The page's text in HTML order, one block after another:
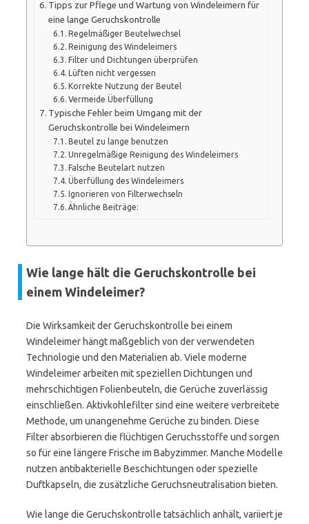
Tipps zur Pflege und Wartung von Windeleimern für
eine lange Geruchskontrolle
Regelmäßiger Beutelwechsel
Reinigung des Windeleimers
Filter und Dichtungen überprüfen
Lüften nicht vergessen
Korrekte Nutzung der Beutel
Vermeide Überfüllung
Typische Fehler beim Umgang mit der
Geruchskontrolle bei Windeleimern
Beutel zu lange benutzen
Unregelmäßige Reinigung des Windeleimers
Falsche Beutelart nutzen
Überfüllung des Windeleimers
Ignorieren von Filterwechseln
Ähnliche Beiträge:
Wie lange hält die Geruchskontrolle bei
einem Windeleimer?
Die Wirksamkeit der Geruchskontrolle bei einem
Windeleimer hängt maßgeblich von der verwendeten
Technologie und den Materialien ab. Viele moderne
Windeleimer arbeiten mit speziellen Dichtungen und
mehrschichtigen Folienbeuteln, die Gerüche zuverlässig
einschließen. Aktivkohlefilter sind eine weitere verbreitete
Methode, um unangenehme Gerüche zu binden. Diese
Filter absorbieren die flüchtigen Geruchsstoffe und sorgen
so für eine längere Frische im Babyzimmer. Manche Modelle
nutzen antibakterielle Beschichtungen oder spezielle
Duftkapseln, die zusätzliche Geruchsneutralisation bieten.
Wie lange die Geruchskontrolle tatsächlich anhält, variiert je